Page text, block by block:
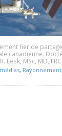
fier de
canadienne.
Lesk, MSc, MD,
, Rayonnement